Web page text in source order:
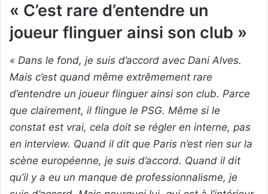
« C’est rare d’entendre un
joueur flinguer ainsi son club »
« Dans le fond, je suis d’accord avec Dani Alves.
Mais c’est quand même extrêmement rare
d’entendre un joueur flinguer ainsi son club. Parce
que clairement, il flingue le PSG. Même si le
constat est vrai, cela doit se régler en interne, pas
en interview. Quand il dit que Paris n’est rien sur la
scène européenne, je suis d’accord. Quand il dit
qu’il y a eu un manque de professionnalisme, je